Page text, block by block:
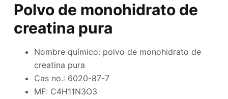
Polvo de monohidrato de
creatina pura
Nombre químico: polvo de monohidrato de
creatina pura
Cas no.: 6020-87-7
MF: C4H11N3O3